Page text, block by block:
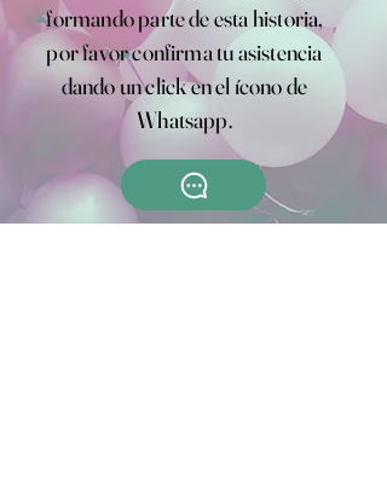
formando parte de esta historia,
por favor confirma tu asistencia
dando un click en el ícono de
Whatsapp.